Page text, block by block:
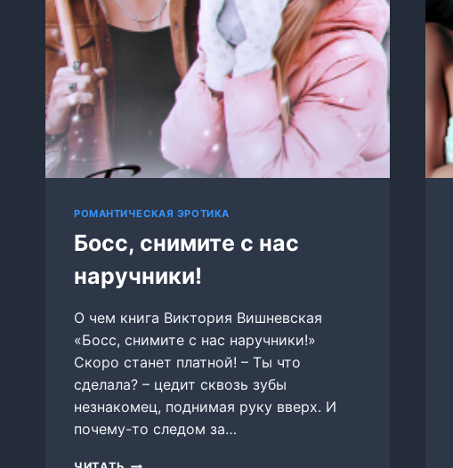
РОМАНТИЧЕСКАЯ ЭРОТИКА
Босс, снимите с нас
наручники!
О чем книга Виктория Вишневская
«Босс, снимите с нас наручники!»
Скоро станет платной! – Ты что
сделала? – цедит сквозь зубы
незнакомец, поднимая руку вверх. И
почему-то следом за…
БОСС,